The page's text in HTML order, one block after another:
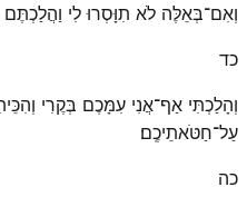
וְאִם־בְּאֵלֶּה לֹא תִוָּסְרוּ לִי וַהֲלַכְתֶּם
כד
וְהָלַכְתִּי אַף־אֲנִי עִמָּכֶם בְּקֶרִי
עַל־חַטֹּאתֵיכֶֽם׃
כה